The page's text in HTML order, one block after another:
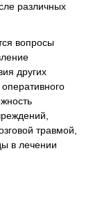
различных
вопросы
других
травмой,
в лечении